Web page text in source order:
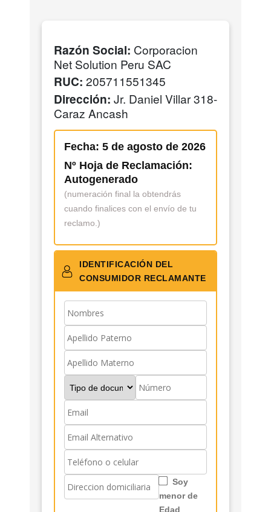
Razón Social: Corporacion
Net Solution Peru SAC
RUC: 205711551345
Dirección: Jr. Daniel Villar 318-
Caraz Ancash
Fecha: 5 de agosto de 2026
Nº Hoja de Reclamación:
Autogenerado
(numeración final la obtendrás
cuando finalices con el envío de tu
reclamo.)
IDENTIFICACIÓN DEL
CONSUMIDOR RECLAMANTE
Soy
menor de
Edad